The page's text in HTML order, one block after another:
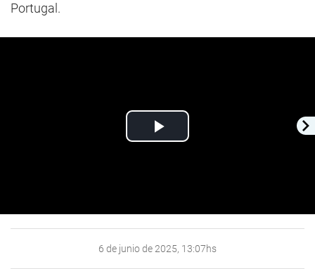
Portugal.
Play
6 de junio de 2025, 13:07hs